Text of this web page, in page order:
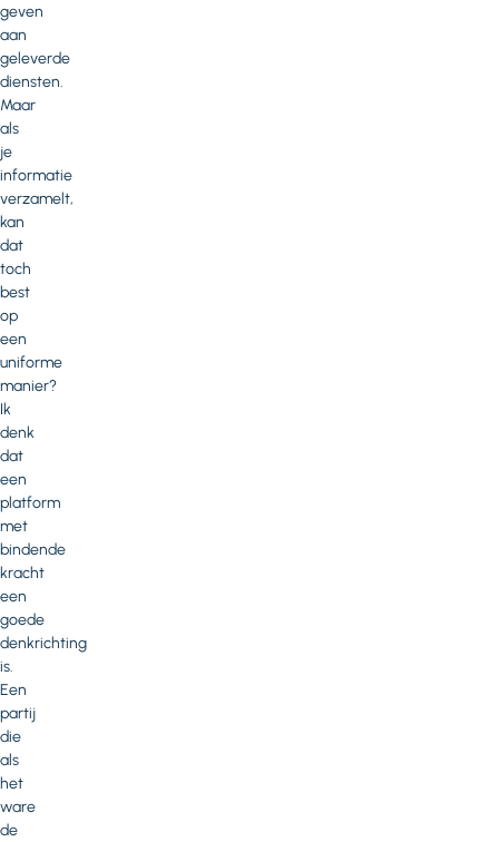
geven
aan
geleverde
diensten.
Maar
als
je
informatie
verzamelt,
kan
dat
toch
best
op
een
uniforme
manier?
Ik
denk
dat
een
platform
met
bindende
kracht
een
goede
denkrichting
is.
Een
partij
die
als
het
ware
de